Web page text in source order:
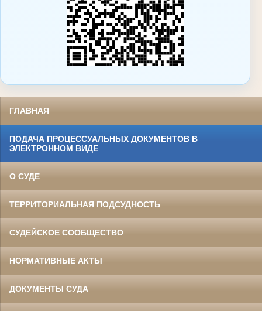
ГЛАВНАЯ
ПОДАЧА ПРОЦЕССУАЛЬНЫХ ДОКУМЕНТОВ В
ЭЛЕКТРОННОМ ВИДЕ
О СУДЕ
ТЕРРИТОРИАЛЬНАЯ ПОДСУДНОСТЬ
СУДЕЙСКОЕ СООБЩЕСТВО
НОРМАТИВНЫЕ АКТЫ
ДОКУМЕНТЫ СУДА